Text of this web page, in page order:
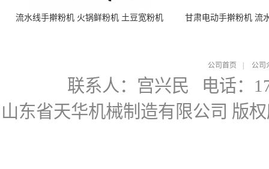
流水线手擀粉机 火锅鲜粉机 土豆宽粉机 甘肃电动手擀粉机 流
公司首页 公司
联系人：宫兴民 电话：
山东省天华机械制造有限公司 版